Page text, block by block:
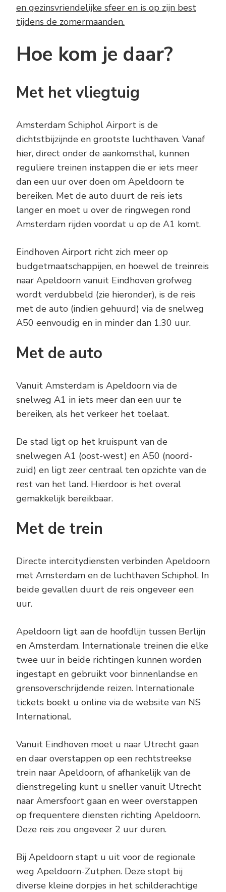
en gezinsvriendelijke sfeer en is op zijn best
tijdens de zomermaanden.
Hoe kom je daar?
Met het vliegtuig
Amsterdam Schiphol Airport is de
dichtstbijzijnde en grootste luchthaven. Vanaf
hier, direct onder de aankomsthal, kunnen
reguliere treinen instappen die er iets meer
dan een uur over doen om Apeldoorn te
bereiken. Met de auto duurt de reis iets
langer en moet u over de ringwegen rond
Amsterdam rijden voordat u op de A1 komt.
Eindhoven Airport richt zich meer op
budgetmaatschappijen, en hoewel de treinreis
naar Apeldoorn vanuit Eindhoven grofweg
wordt verdubbeld (zie hieronder), is de reis
met de auto (indien gehuurd) via de snelweg
A50 eenvoudig en in minder dan 1.30 uur.
Met de auto
Vanuit Amsterdam is Apeldoorn via de
snelweg A1 in iets meer dan een uur te
bereiken, als het verkeer het toelaat.
De stad ligt op het kruispunt van de
snelwegen A1 (oost-west) en A50 (noord-
zuid) en ligt zeer centraal ten opzichte van de
rest van het land. Hierdoor is het overal
gemakkelijk bereikbaar.
Met de trein
Directe intercitydiensten verbinden Apeldoorn
met Amsterdam en de luchthaven Schiphol. In
beide gevallen duurt de reis ongeveer een
uur.
Apeldoorn ligt aan de hoofdlijn tussen Berlijn
en Amsterdam. Internationale treinen die elke
twee uur in beide richtingen kunnen worden
ingestapt en gebruikt voor binnenlandse en
grensoverschrijdende reizen. Internationale
tickets boekt u online via de website van NS
International.
Vanuit Eindhoven moet u naar Utrecht gaan
en daar overstappen op een rechtstreekse
trein naar Apeldoorn, of afhankelijk van de
dienstregeling kunt u sneller vanuit Utrecht
naar Amersfoort gaan en weer overstappen
op frequentere diensten richting Apeldoorn.
Deze reis zou ongeveer 2 uur duren.
Bij Apeldoorn stapt u uit voor de regionale
weg Apeldoorn-Zutphen. Deze stopt bij
diverse kleine dorpjes in het schilderachtige